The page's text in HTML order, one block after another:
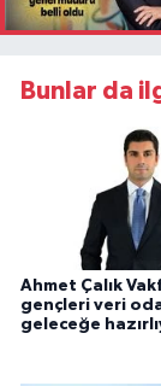
Bunlar da
Ahmet Çalık
gençleri veri
geleceğe